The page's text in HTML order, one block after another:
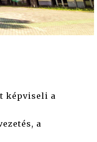
képviseli a
a